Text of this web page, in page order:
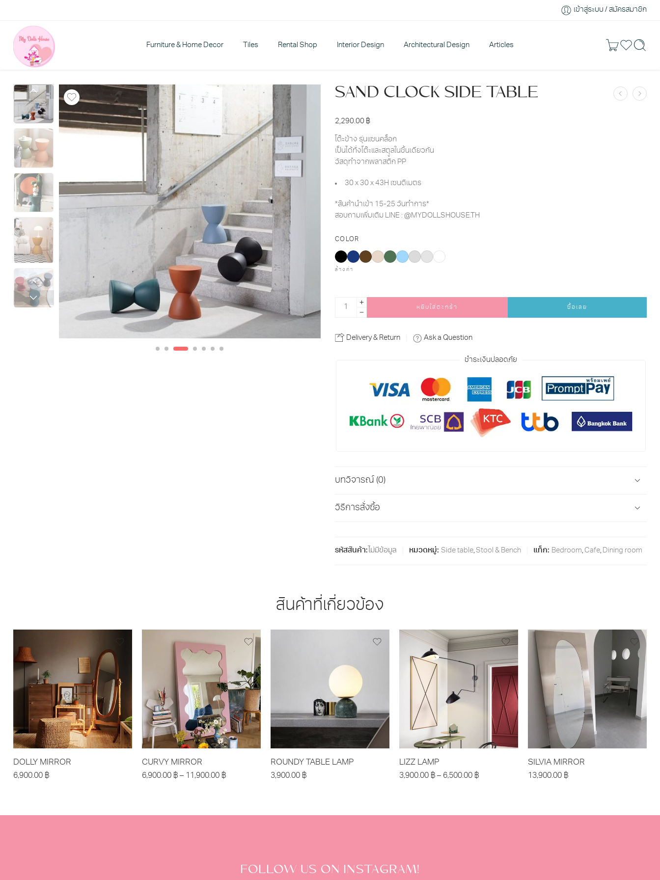
เข้าสู่ระบบ / สมัครสมาชิก
Furniture & Home Decor Tiles Rental Shop Interior Design Architectural Design Articles
SAND CLOCK SIDE TABLE
2,290.00 ฿
โต๊ะข้าง รุ่นแซนคล็อก
เป็นได้ทั่งโต๊ะและสตุูลในชิ้นเดียวกัน
วัสดุทำจากพลาสติก PP
30 x 30 x 43H เซนติเมตร
*สินค้านำเข้า 15-25 วันทำการ*
สอบถามเพิ่มเติม LINE : @MYDOLLSHOUSE.TH
COLOR
ล้างค่า
หยิบใส่ตะกร้า ซื้อเลย
Delivery & Return Ask a Question
ชำระเงินปลอดภัย
บทวิจารณ์ (0)
วิธีการสั่งซื้อ
รหัสสินค้า: ไม่มีข้อมูล หมวดหมู่: Side table, Stool & Bench แท็ก: Bedroom, Cafe, Dining room
สินค้าที่เกี่ยวข้อง
DOLLY MIRROR
6,900.00 ฿
CURVY MIRROR
6,900.00 ฿ – 11,900.00 ฿
ROUNDY TABLE LAMP
3,900.00 ฿
LIZZ LAMP
3,900.00 ฿ – 6,500.00 ฿
SILVIA MIRROR
13,900.00 ฿
FOLLOW US ON INSTAGRAM!